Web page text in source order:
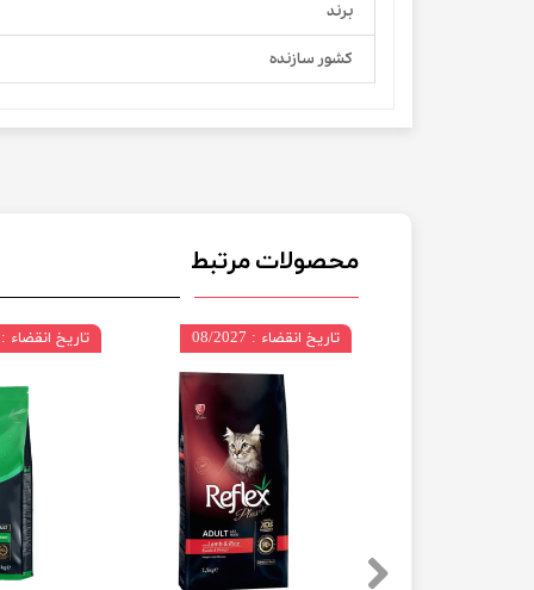
برند
کشور سازنده
محصولات مرتبط
تاریخ انقضاء : 08/2027 تاریخ انقضاء : 08/2027